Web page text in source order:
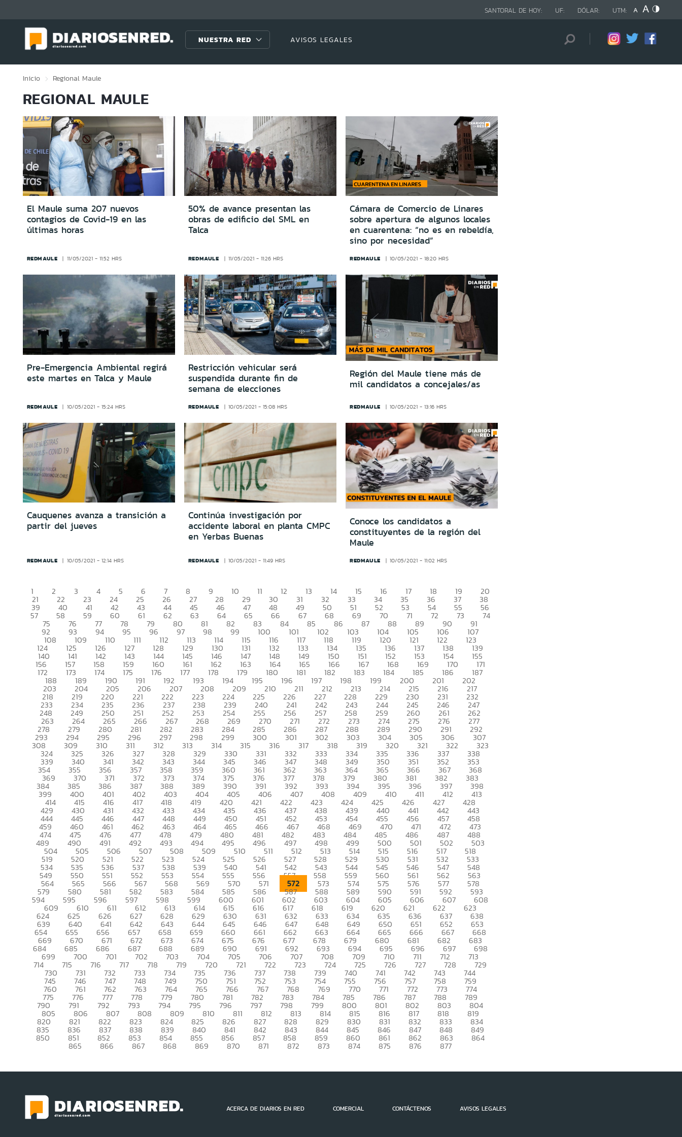
SANTORAL DE HOY: UF: DÓLAR: UTM:
NUESTRA RED AVISOS LEGALES
Inicio Regional Maule
REGIONAL MAULE
El Maule suma 207 nuevos
contagios de Covid-19 en las
últimas horas
REDMAULE 11/05/2021 - 11:52 HRS
50% de avance presentan las
obras de edificio del SML en
Talca
REDMAULE 11/05/2021 - 11:26 HRS
Cámara de Comercio de Linares
sobre apertura de algunos locales
en cuarentena: “no es en rebeldía,
sino por necesidad”
REDMAULE 10/05/2021 - 18:20 HRS
Pre-Emergencia Ambiental regirá
este martes en Talca y Maule
REDMAULE 10/05/2021 - 15:24 HRS
Restricción vehicular será
suspendida durante fin de
semana de elecciones
REDMAULE 10/05/2021 - 15:08 HRS
Región del Maule tiene más de
mil candidatos a concejales/as
REDMAULE 10/05/2021 - 13:16 HRS
Cauquenes avanza a transición a
partir del jueves
REDMAULE 10/05/2021 - 12:14 HRS
Continúa investigación por
accidente laboral en planta CMPC
en Yerbas Buenas
REDMAULE 10/05/2021 - 11:49 HRS
Conoce los candidatos a
constituyentes de la región del
Maule
REDMAULE 10/05/2021 - 11:02 HRS
1 2 3 4 5 6 7 8 9 10 11 12 13 14 15 16 17 18 19 20
21 22 23 24 25 26 27 28 29 30 31 32 33 34 35 36 37 38
39 40 41 42 43 44 45 46 47 48 49 50 51 52 53 54 55 56
57 58 59 60 61 62 63 64 65 66 67 68 69 70 71 72 73 74
75 76 77 78 79 80 81 82 83 84 85 86 87 88 89 90 91
92 93 94 95 96 97 98 99 100 101 102 103 104 105 106 107
108 109 110 111 112 113 114 115 116 117 118 119 120 121 122 123
124 125 126 127 128 129 130 131 132 133 134 135 136 137 138 139
140 141 142 143 144 145 146 147 148 149 150 151 152 153 154 155
156 157 158 159 160 161 162 163 164 165 166 167 168 169 170 171
172 173 174 175 176 177 178 179 180 181 182 183 184 185 186 187
188 189 190 191 192 193 194 195 196 197 198 199 200 201 202
203 204 205 206 207 208 209 210 211 212 213 214 215 216 217
218 219 220 221 222 223 224 225 226 227 228 229 230 231 232
233 234 235 236 237 238 239 240 241 242 243 244 245 246 247
248 249 250 251 252 253 254 255 256 257 258 259 260 261 262
263 264 265 266 267 268 269 270 271 272 273 274 275 276 277
278 279 280 281 282 283 284 285 286 287 288 289 290 291 292
293 294 295 296 297 298 299 300 301 302 303 304 305 306 307
308 309 310 311 312 313 314 315 316 317 318 319 320 321 322 323
324 325 326 327 328 329 330 331 332 333 334 335 336 337 338
339 340 341 342 343 344 345 346 347 348 349 350 351 352 353
354 355 356 357 358 359 360 361 362 363 364 365 366 367 368
369 370 371 372 373 374 375 376 377 378 379 380 381 382 383
384 385 386 387 388 389 390 391 392 393 394 395 396 397 398
399 400 401 402 403 404 405 406 407 408 409 410 411 412 413
414 415 416 417 418 419 420 421 422 423 424 425 426 427 428
429 430 431 432 433 434 435 436 437 438 439 440 441 442 443
444 445 446 447 448 449 450 451 452 453 454 455 456 457 458
459 460 461 462 463 464 465 466 467 468 469 470 471 472 473
474 475 476 477 478 479 480 481 482 483 484 485 486 487 488
489 490 491 492 493 494 495 496 497 498 499 500 501 502 503
504 505 506 507 508 509 510 511 512 513 514 515 516 517 518
519 520 521 522 523 524 525 526 527 528 529 530 531 532 533
534 535 536 537 538 539 540 541 542 543 544 545 546 547 548
549 550 551 552 553 554 555 556 557 558 559 560 561 562 563
564 565 566 567 568 569 570 571 572 573 574 575 576 577 578
579 580 581 582 583 584 585 586 587 588 589 590 591 592 593
594 595 596 597 598 599 600 601 602 603 604 605 606 607 608
609 610 611 612 613 614 615 616 617 618 619 620 621 622 623
624 625 626 627 628 629 630 631 632 633 634 635 636 637 638
639 640 641 642 643 644 645 646 647 648 649 650 651 652 653
654 655 656 657 658 659 660 661 662 663 664 665 666 667 668
669 670 671 672 673 674 675 676 677 678 679 680 681 682 683
684 685 686 687 688 689 690 691 692 693 694 695 696 697 698
699 700 701 702 703 704 705 706 707 708 709 710 711 712 713
714 715 716 717 718 719 720 721 722 723 724 725 726 727 728 729
730 731 732 733 734 735 736 737 738 739 740 741 742 743 744
745 746 747 748 749 750 751 752 753 754 755 756 757 758 759
760 761 762 763 764 765 766 767 768 769 770 771 772 773 774
775 776 777 778 779 780 781 782 783 784 785 786 787 788 789
790 791 792 793 794 795 796 797 798 799 800 801 802 803 804
805 806 807 808 809 810 811 812 813 814 815 816 817 818 819
820 821 822 823 824 825 826 827 828 829 830 831 832 833 834
835 836 837 838 839 840 841 842 843 844 845 846 847 848 849
850 851 852 853 854 855 856 857 858 859 860 861 862 863 864
865 866 867 868 869 870 871 872 873 874 875 876 877
ACERCA DE DIARIOS EN RED COMERCIAL CONTÁCTENOS AVISOS LEGALES